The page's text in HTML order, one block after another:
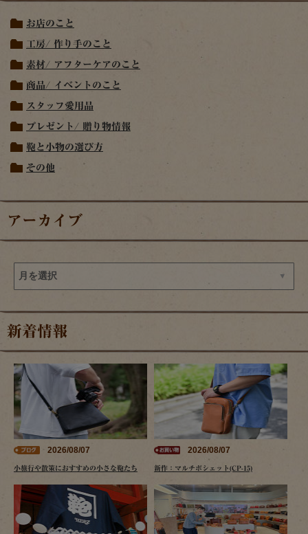
お店のこと
工房/ 作り手のこと
素材/ アフターケアのこと
商品/ イベントのこと
スタッフ愛用品
プレゼント/ 贈り物情報
鞄と小物の選び方
その他
アーカイブ
新着情報
2026/08/07
小旅行や散策におすすめの小さな鞄たち
2026/08/07
新作：マルチポシェット(CP-15)